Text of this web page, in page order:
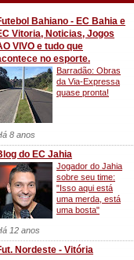
Bahiano - EC Bahia e
Vitoria, Noticias, Jogos
VIVO e tudo que
no esporte.
Barradão: Obras
da Via-Expressa
quase pronta!
8 anos
do EC Jahia
Jogador do Jahia
sobre seu time:
"Isso aqui está
uma merda, está
uma bosta"
12 anos
Nordeste - Vitória